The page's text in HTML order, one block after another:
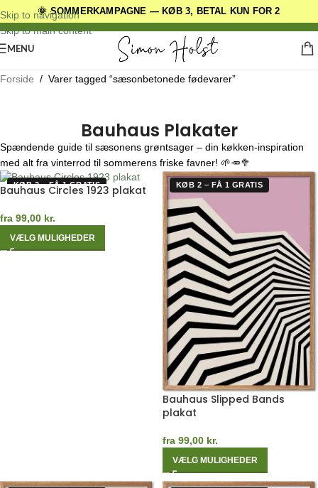
🌞 SOMMERKAMPAGNE — KØB 3, BETAL KUN FOR 2
Skip to navigation
Skip to main content
DANSKE ORIGINALE DESIGNS
MENU
Forside / Varer tagged “sæsonbetonede fødevarer”
Bauhaus Plakater
Spændende guide til sæsonens grøntsager – din køkken-inspiration
med alt fra vinterrod til sommerens friske favner! 🌱🥕🥦
KØB 2 – FÅ 1 GRATIS
Bauhaus Circles 1923 plakat
fra 99,00 kr.
VÆLG MULIGHEDER
KØB 2 – FÅ 1 GRATIS
Bauhaus Slipped Bands
plakat
fra 99,00 kr.
VÆLG MULIGHEDER